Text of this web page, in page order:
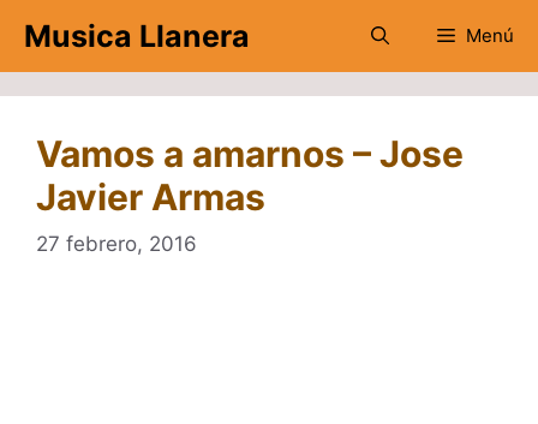
contenido
Musica Llanera Menú
Vamos a amarnos – Jose
Javier Armas
27 febrero, 2016